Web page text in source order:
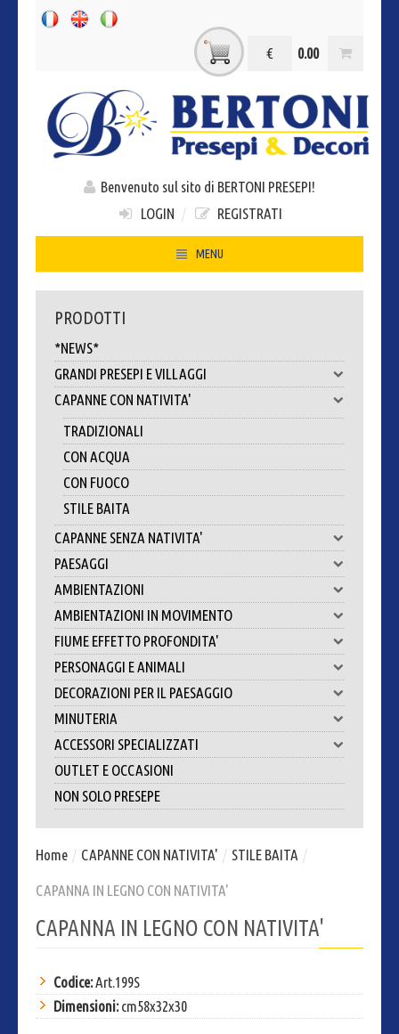
0.00
€
Benvenuto sul sito di BERTONI PRESEPI!
LOGIN / REGISTRATI
MENU
HOME
DOVE SIAMO
PRODOTTI
*NEWS*
GRANDI PRESEPI E VILLAGGI
CAPANNE CON NATIVITA'
TRADIZIONALI
CON ACQUA
CON FUOCO
STILE BAITA
CAPANNE SENZA NATIVITA'
PAESAGGI
AMBIENTAZIONI
AMBIENTAZIONI IN MOVIMENTO
FIUME EFFETTO PROFONDITA'
PERSONAGGI E ANIMALI
DECORAZIONI PER IL PAESAGGIO
MINUTERIA
ACCESSORI SPECIALIZZATI
OUTLET E OCCASIONI
NON SOLO PRESEPE
Home / CAPANNE CON NATIVITA' / STILE BAITA /
CAPANNA IN LEGNO CON NATIVITA'
CAPANNA IN LEGNO CON NATIVITA'
Codice:Art.199S
Dimensioni:cm58x32x30